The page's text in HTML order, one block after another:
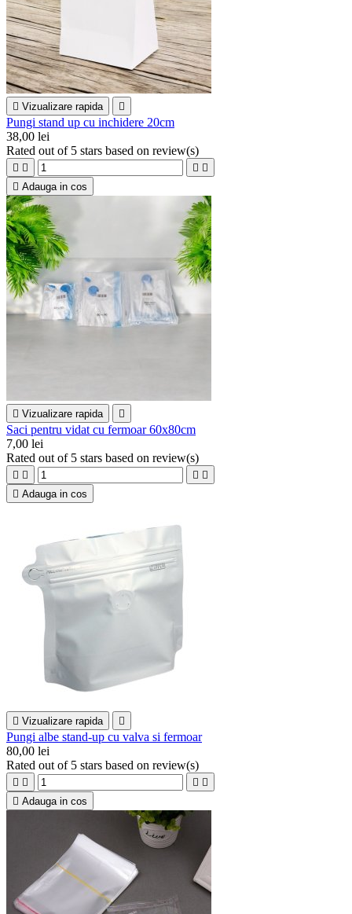
 Vizualizare rapida 
Pungi stand up cu inchidere 20cm
38,00 lei
Rated out of 5 stars based on review(s)
   
 Adauga in cos
 Vizualizare rapida 
Saci pentru vidat cu fermoar 60x80cm
7,00 lei
Rated out of 5 stars based on review(s)
   
 Adauga in cos
 Vizualizare rapida 
Pungi albe stand-up cu valva si fermoar
80,00 lei
Rated out of 5 stars based on review(s)
   
 Adauga in cos